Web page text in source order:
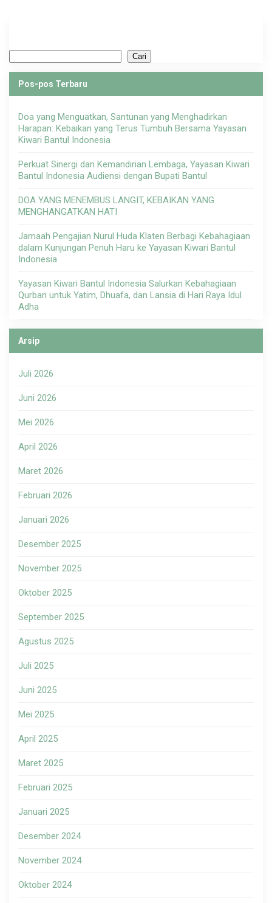
Cari
Pos-pos Terbaru
Doa yang Menguatkan, Santunan yang Menghadirkan
Harapan: Kebaikan yang Terus Tumbuh Bersama Yayasan
Kiwari Bantul Indonesia
Perkuat Sinergi dan Kemandirian Lembaga, Yayasan Kiwari
Bantul Indonesia Audiensi dengan Bupati Bantul
DOA YANG MENEMBUS LANGIT, KEBAIKAN YANG
MENGHANGATKAN HATI
Jamaah Pengajian Nurul Huda Klaten Berbagi Kebahagiaan
dalam Kunjungan Penuh Haru ke Yayasan Kiwari Bantul
Indonesia
Yayasan Kiwari Bantul Indonesia Salurkan Kebahagiaan
Qurban untuk Yatim, Dhuafa, dan Lansia di Hari Raya Idul
Adha
Arsip
Juli 2026
Juni 2026
Mei 2026
April 2026
Maret 2026
Februari 2026
Januari 2026
Desember 2025
November 2025
Oktober 2025
September 2025
Agustus 2025
Juli 2025
Juni 2025
Mei 2025
April 2025
Maret 2025
Februari 2025
Januari 2025
Desember 2024
November 2024
Oktober 2024